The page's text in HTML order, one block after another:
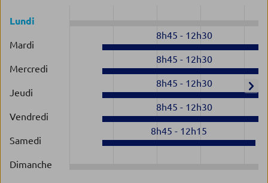
Lundi
Mardi
8h45 - 12h30
Mercredi
8h45 - 12h30
Jeudi
8h45 - 12h30
Vendredi
8h45 - 12h30
Samedi
8h45 - 12h15
Dimanche